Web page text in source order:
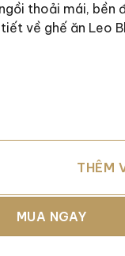
thoải mái, bền
về ghế ăn Leo
THÊM
MUA NGAY